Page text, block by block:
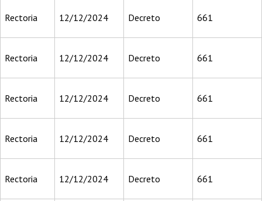
Rectoria 12/12/2024 Decreto 661
Rectoria 12/12/2024 Decreto 661
Rectoria 12/12/2024 Decreto 661
Rectoria 12/12/2024 Decreto 661
Rectoria 12/12/2024 Decreto 661